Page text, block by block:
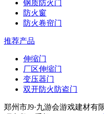
钢质防火门
防火窗
防火卷帘门
推荐产品
伸缩门
厂区伸缩门
变压器门
双开防火防盗门
郑州市J9·九游会游戏建材有